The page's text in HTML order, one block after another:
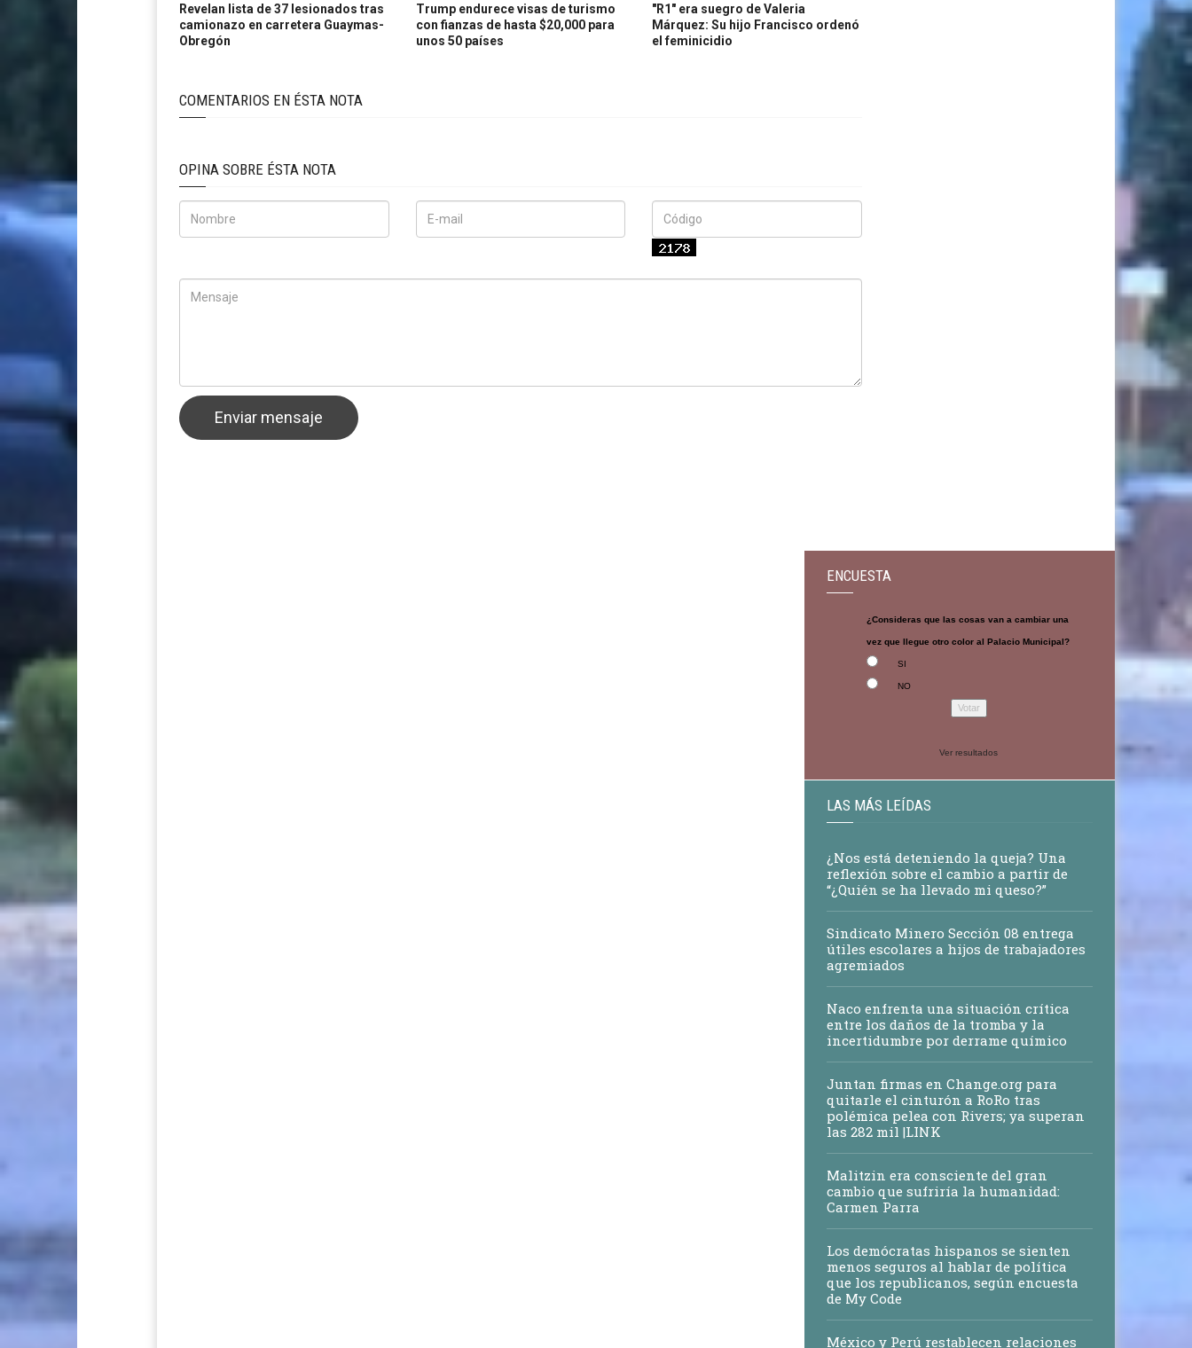
Revelan lista de 37 lesionados tras
camionazo en carretera Guaymas-
Obregón
Trump endurece visas de turismo
con fianzas de hasta $20,000 para
unos 50 países
"R1" era suegro de Valeria
Márquez: Su hijo Francisco ordenó
el feminicidio
COMENTARIOS EN ÉSTA NOTA
OPINA SOBRE ÉSTA NOTA
ENCUESTA
¿Consideras que las cosas van a cambiar una
vez que llegue otro color al Palacio Municipal?
SI
NO
Ver resultados
LAS MÁS LEÍDAS
¿Nos está deteniendo la queja? Una
reflexión sobre el cambio a partir de
“¿Quién se ha llevado mi queso?”
Sindicato Minero Sección 08 entrega
útiles escolares a hijos de trabajadores
agremiados
Naco enfrenta una situación crítica
entre los daños de la tromba y la
incertidumbre por derrame químico
Juntan firmas en Change.org para
quitarle el cinturón a RoRo tras
polémica pelea con Rivers; ya superan
las 282 mil |LINK
Malitzin era consciente del gran
cambio que sufriría la humanidad:
Carmen Parra
Los demócratas hispanos se sienten
menos seguros al hablar de política
que los republicanos, según encuesta
de My Code
México y Perú restablecen relaciones